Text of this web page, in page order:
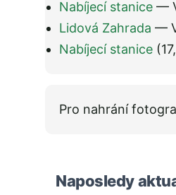
Nabíjecí stanice —
Lidová Zahrada —
Nabíjecí stanice
Pro nahrání
Naposledy